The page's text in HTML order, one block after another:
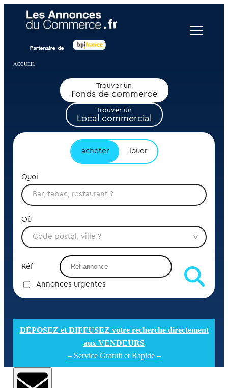
ACCUEIL
Trouver un
Fonds de commerce
Trouver un
Local commercial
acheter louer
Quoi
Où
Réf
Annonces urgentes
DÉPOSEZ et DIFFUSEZ votre recherche directement
aux VENDEURS
– Service Gratuit et Rapide –
Panneau de gestion des cookies